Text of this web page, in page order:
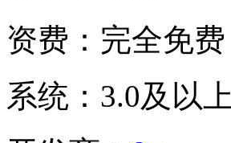
资费： 完全免费
系统： 3.0及以上